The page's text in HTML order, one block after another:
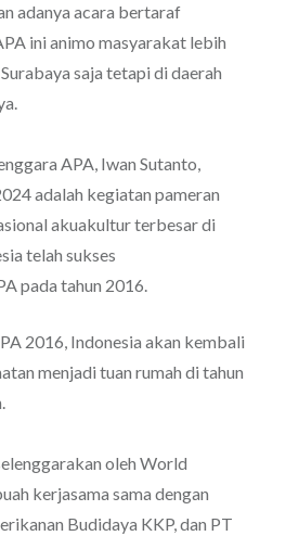
adanya acara bertaraf
ini animo masyarakat lebih
saja tetapi di daerah
APA, Iwan Sutanto,
adalah kegiatan pameran
akuakultur terbesar di
telah sukses
pada tahun 2016.
2016, Indonesia akan kembali
menjadi tuan rumah di tahun
oleh World
kerjasama sama dengan
Budidaya KKP, dan PT